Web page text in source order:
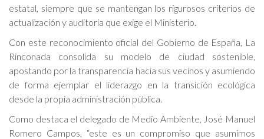
estatal, siempre que se mantengan los rigurosos criterios de
actualización y auditoría que exige el Ministerio.
Con este reconocimiento oficial del Gobierno de España, La
Rinconada consolida su modelo de ciudad sostenible,
apostando por la transparencia hacia sus vecinos y asumiendo
de forma ejemplar el liderazgo en la transición ecológica
desde la propia administración pública.
Como destaca el delegado de Medio Ambiente, José Manuel
Romero Campos, “este es un compromiso que asumimos